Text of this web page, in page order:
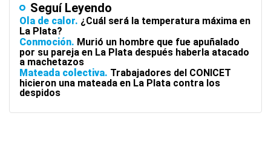
Seguí Leyendo
Ola de calor ¿Cuál será la temperatura máxima en
La Plata?
Conmoción Murió un hombre que fue apuñalado
por su pareja en La Plata después haberla atacado
a machetazos
Mateada colectiva Trabajadores del CONICET
hicieron una mateada en La Plata contra los
despidos